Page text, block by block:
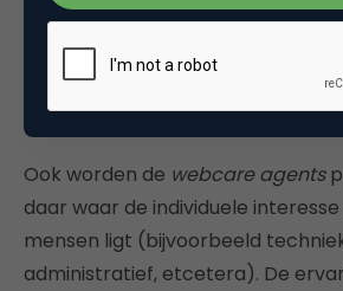
verrassen én contacten
afhandeltijd van cases speelt een
besturing van het team, maar niet
beoordelen van
Ook worden de webcare agents
daar waar de individuele
mensen ligt (bijvoorbeeld
administratief, etcetera). De